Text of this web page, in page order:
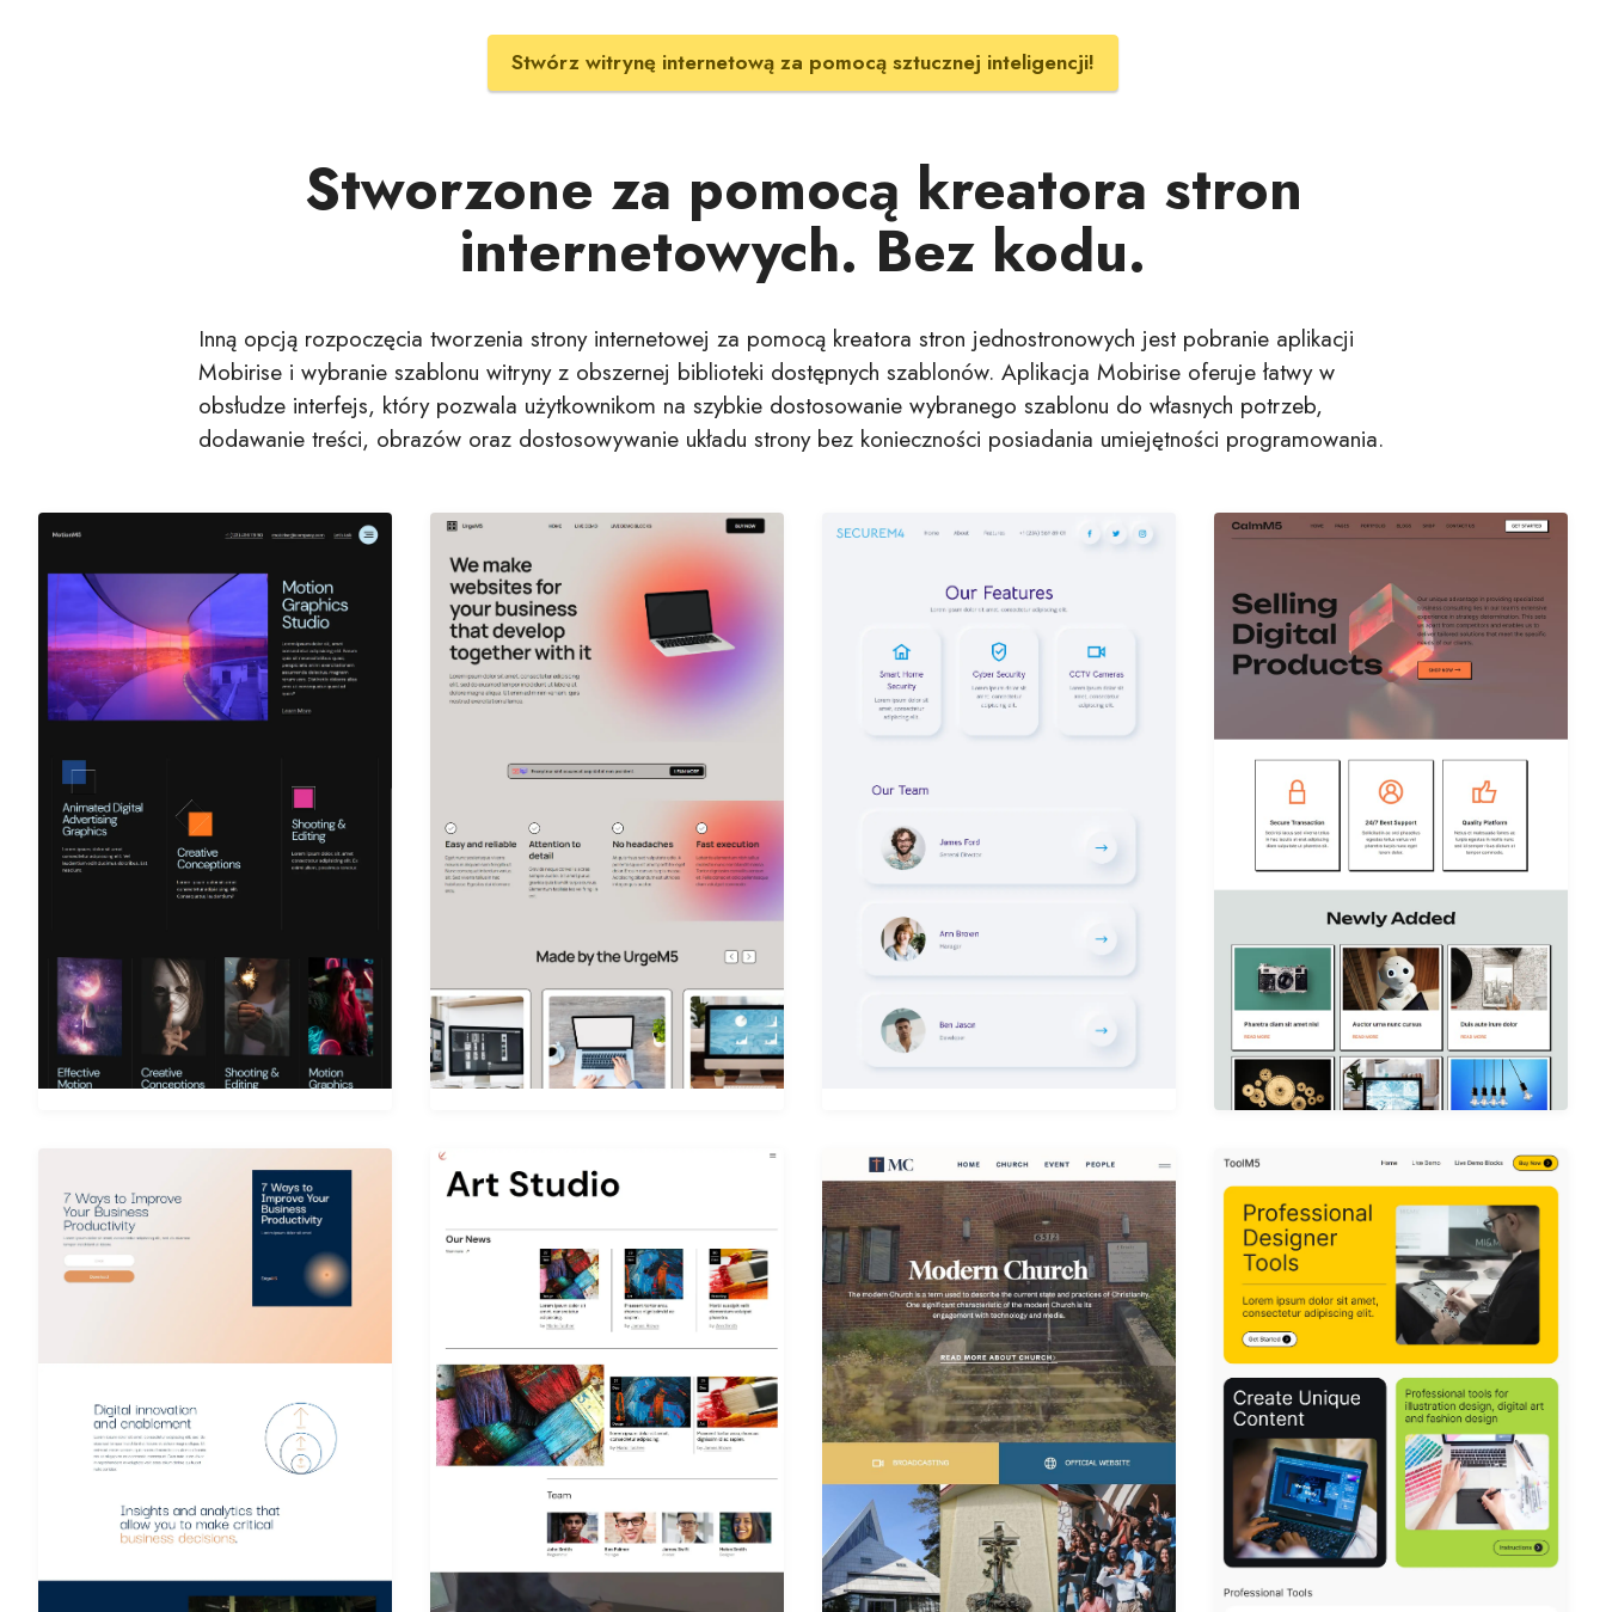
Stwórz witrynę internetową za pomocą sztucznej inteligencji!
Stworzone za pomocą kreatora stron
internetowych. Bez kodu.
Inną opcją rozpoczęcia tworzenia strony internetowej za pomocą kreatora stron jednostronowych jest pobranie aplikacji
Mobirise i wybranie szablonu witryny z obszernej biblioteki dostępnych szablonów. Aplikacja Mobirise oferuje łatwy w
obsłudze interfejs, który pozwala użytkownikom na szybkie dostosowanie wybranego szablonu do własnych potrzeb,
dodawanie treści, obrazów oraz dostosowywanie układu strony bez konieczności posiadania umiejętności programowania.